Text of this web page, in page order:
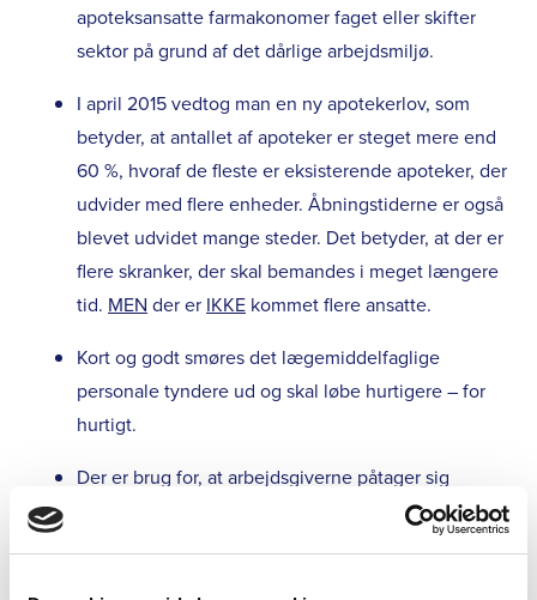
apoteksansatte farmakonomer faget eller skifter
sektor på grund af det dårlige arbejdsmiljø.
I april 2015 vedtog man en ny apotekerlov, som
betyder, at antallet af apoteker er steget mere end
60 %, hvoraf de fleste er eksisterende apoteker, der
udvider med flere enheder. Åbningstiderne er også
blevet udvidet mange steder. Det betyder, at der er
flere skranker, der skal bemandes i meget længere
tid. MEN der er IKKE kommet flere ansatte.
Kort og godt smøres det lægemiddelfaglige
personale tyndere ud og skal løbe hurtigere – for
hurtigt.
Der er brug for, at arbejdsgiverne påtager sig
ansvaret for at få forbedret arbejdsmiljøet.